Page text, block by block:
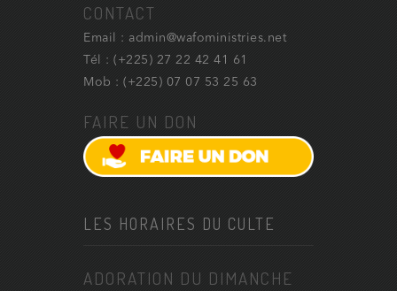
CONTACT
Email : admin@wafoministries.net
Tél : (+225) 27 22 42 41 61
Mob : (+225) 07 07 53 25 63
FAIRE UN DON
LES HORAIRES DU CULTE
ADORATION DU DIMANCHE